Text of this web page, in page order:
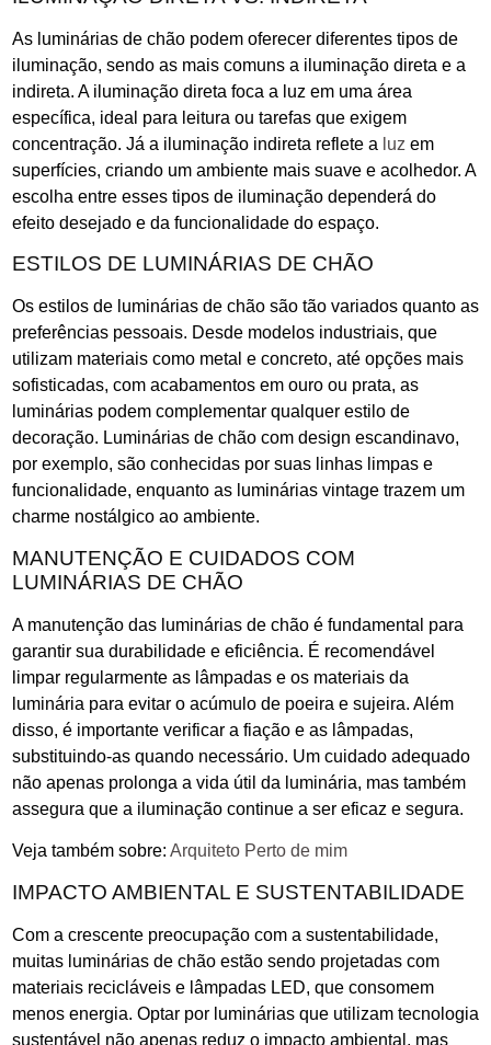
As luminárias de chão podem oferecer diferentes tipos de
iluminação, sendo as mais comuns a iluminação direta e a
indireta. A iluminação direta foca a luz em uma área
específica, ideal para leitura ou tarefas que exigem
concentração. Já a iluminação indireta reflete a luz em
superfícies, criando um ambiente mais suave e acolhedor. A
escolha entre esses tipos de iluminação dependerá do
efeito desejado e da funcionalidade do espaço.
ESTILOS DE LUMINÁRIAS DE CHÃO
Os estilos de luminárias de chão são tão variados quanto as
preferências pessoais. Desde modelos industriais, que
utilizam materiais como metal e concreto, até opções mais
sofisticadas, com acabamentos em ouro ou prata, as
luminárias podem complementar qualquer estilo de
decoração. Luminárias de chão com design escandinavo,
por exemplo, são conhecidas por suas linhas limpas e
funcionalidade, enquanto as luminárias vintage trazem um
charme nostálgico ao ambiente.
MANUTENÇÃO E CUIDADOS COM
LUMINÁRIAS DE CHÃO
A manutenção das luminárias de chão é fundamental para
garantir sua durabilidade e eficiência. É recomendável
limpar regularmente as lâmpadas e os materiais da
luminária para evitar o acúmulo de poeira e sujeira. Além
disso, é importante verificar a fiação e as lâmpadas,
substituindo-as quando necessário. Um cuidado adequado
não apenas prolonga a vida útil da luminária, mas também
assegura que a iluminação continue a ser eficaz e segura.
Veja também sobre: Arquiteto Perto de mim
IMPACTO AMBIENTAL E SUSTENTABILIDADE
Com a crescente preocupação com a sustentabilidade,
muitas luminárias de chão estão sendo projetadas com
materiais recicláveis e lâmpadas LED, que consomem
menos energia. Optar por luminárias que utilizam tecnologia
sustentável não apenas reduz o impacto ambiental, mas